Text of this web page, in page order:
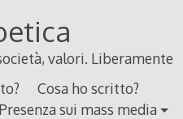
valori. Liberamente
Cosa ho scritto?
Presenza sui mass media